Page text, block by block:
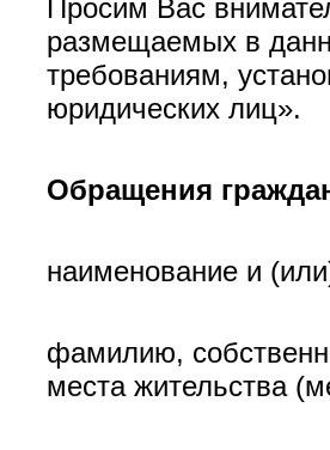
Просим Вас
размещаемых в
требованиям,
юридических лиц».
Обращения
наименование и
фамилию,
места жительства